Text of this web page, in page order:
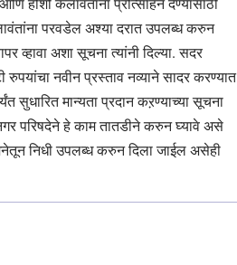
हौशी कलावंतांना प्रोत्साहन देण्यासाठी
परवडेल अश्या दरात उपलब्ध करुन
व्हावा अशा सूचना त्यांनी दिल्या. सदर
रुपयांचा नवीन प्रस्ताव नव्याने सादर करण्यात
सुधारित मान्यता प्रदान कऱण्याच्या सूचना
परिषदेने हे काम तातडीने करुन घ्यावे असे
निधी उपलब्ध करुन दिला जाईल असेही